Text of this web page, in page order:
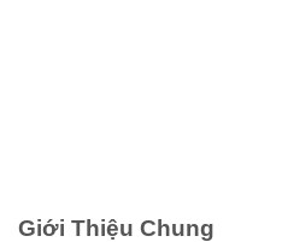
Giới Thiệu Chung